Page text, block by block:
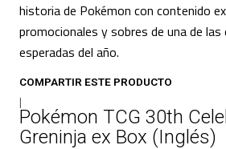
historia de Pokémon con contenido
promocionales y sobres de una de
esperadas del año.
COMPARTIR ESTE PRODUCTO
|
Pokémon TCG 30th
Greninja ex Box (Inglés)